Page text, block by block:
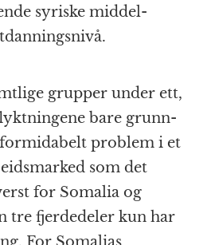
syriske middel­
grupper under ett,
bare grunn­
problem i et
som det
for Somalia og
tre fjerdedeler kun har